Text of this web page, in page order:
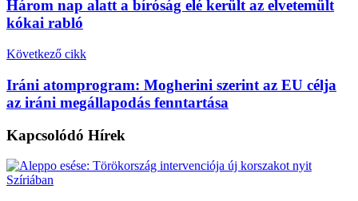
Három nap alatt a bíróság elé került az elvetemült
kókai rabló
Következő cikk
Iráni atomprogram: Mogherini szerint az EU célja
az iráni megállapodás fenntartása
Kapcsolódó Hírek